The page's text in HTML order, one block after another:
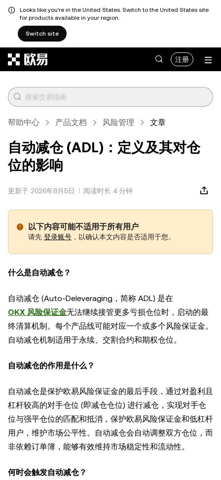
Looks like you're in the United States. Switch to the United States site
for products available in your region.
Switch site
注册
帮助中心 产品文档 风险管理 文章
自动减仓 (ADL)：定义及其对仓
位的影响
更新于 2026年8月5日 阅读时长 4 分钟
以下内容可能不适用于所有用户
请先 登录账号 ，以确认本文内容是否适用于您。
什么是自动减仓？
自动减仓 (Auto-Deleveraging，简称 ADL) 是在
OKX 风险保证金无法继续接管更多亏损仓位时，启动的最
终清算机制。每个产品线可能对应一个或多个风险保证金。
自动减仓机制适用于永续、交割合约和期权仓位。
自动减仓的作用是什么？
自动减仓是保护欧易风险保证金的最后手段，通过对盈利且
杠杆较高的对手仓位 (即减仓仓位) 进行减仓，实现对手仓
位与强平仓位的匹配和抵消，保护欧易风险保证金和低杠杆
用户，维护市场公平性。自动减仓会自动调整双方仓位，而
非依赖订单簿，能够有效维持市场稳定性和流动性。
何时会触发自动减仓？